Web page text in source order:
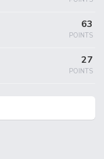
63
POINTS
27
POINTS